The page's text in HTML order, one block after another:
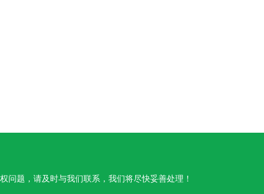
问题，请及时与我们联系，我们将尽快妥善处理！